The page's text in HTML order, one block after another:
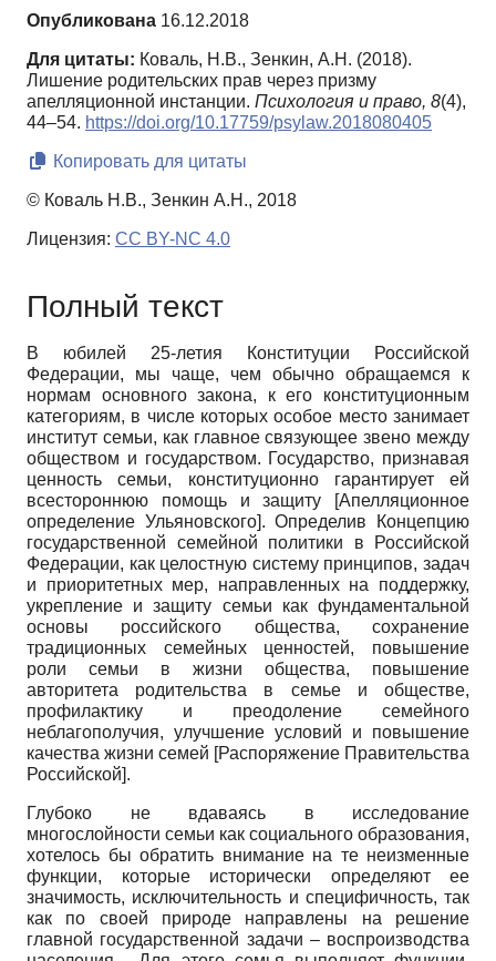
Опубликована 16.12.2018
Для цитаты: Коваль, Н.В., Зенкин, А.Н. (2018).
Лишение родительских прав через призму
апелляционной инстанции. Психология и право, 8(4),
44–54. https://doi.org/10.17759/psylaw.2018080405
Копировать для цитаты
© Коваль Н.В., Зенкин А.Н., 2018
Лицензия: CC BY-NC 4.0
Полный текст
В юбилей 25-летия Конституции Российской
Федерации, мы чаще, чем обычно обращаемся к
нормам основного закона, к его конституционным
категориям, в числе которых особое место занимает
институт семьи, как главное связующее звено между
обществом и государством. Государство, признавая
ценность семьи, конституционно гарантирует ей
всестороннюю помощь и защиту
[Апелляционное
определение Ульяновского]. Определив Концепцию
государственной семейной политики в Российской
Федерации, как целостную систему принципов, задач
и приоритетных мер, направленных на поддержку,
укрепление и защиту семьи как фундаментальной
основы российского общества, сохранение
традиционных семейных ценностей, повышение
роли семьи в жизни общества, повышение
авторитета родительства в семье и обществе,
профилактику и преодоление семейного
неблагополучия, улучшение условий и повышение
качества жизни семей [Распоряжение Правительства
Российской].
Глубоко не вдаваясь в исследование
многослойности семьи как социального образования,
хотелось бы обратить внимание на те неизменные
функции, которые исторически определяют ее
значимость, исключительность и специфичность, так
как по своей природе направлены на решение
главной государственной задачи – воспроизводства